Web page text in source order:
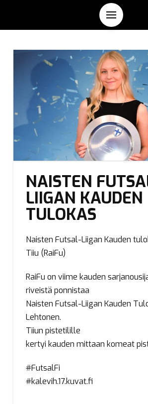
NAISTEN
LIIGAN KAUDEN
TULOKAS
Naisten Futsal-Liigan Kauden
Tiiu (RaiFu)
RaiFu on viime kauden
riveistä ponnistaa
Naisten Futsal-Liigan Kauden
Lehtonen.
Tiiun pistetilille
kertyi kauden mittaan komeat
#FutsalFi
#kalevih.17.kuvat.fi